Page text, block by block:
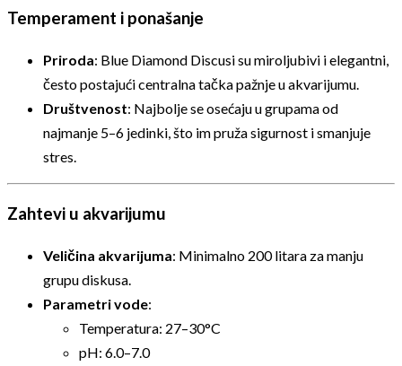
Temperament i ponašanje
Priroda: Blue Diamond Discusi su miroljubivi i elegantni,
često postajući centralna tačka pažnje u akvarijumu.
Društvenost: Najbolje se osećaju u grupama od
najmanje 5–6 jedinki, što im pruža sigurnost i smanjuje
stres.
Zahtevi u akvarijumu
Veličina akvarijuma: Minimalno 200 litara za manju
grupu diskusa.
Parametri vode:
Temperatura: 27–30°C
pH: 6.0–7.0